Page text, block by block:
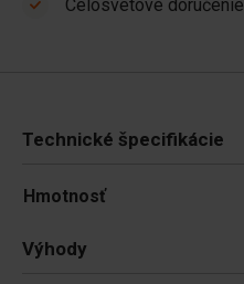
Celosvetové doručenie
Technické špecifikácie
Hmotnosť
Výhody